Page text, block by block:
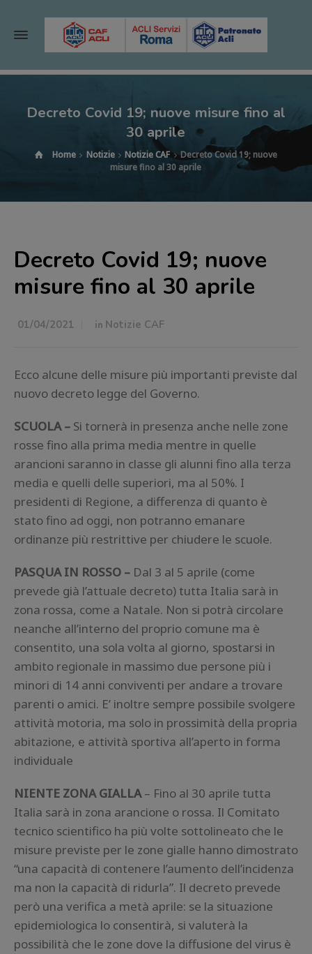
Decreto Covid 19; nuove misure fino al
30 aprile
Home Notizie Notizie CAF
Decreto Covid 19; nuove
misure fino al 30 aprile
Decreto Covid 19; nuove
misure fino al 30 aprile
01/04/2021 in Notizie CAF
Ecco alcune delle misure più importanti previste dal
nuovo decreto legge del Governo.
SCUOLA – Si tornerà in presenza anche nelle zone
rosse fino alla prima media mentre in quelle
arancioni saranno in classe gli alunni fino alla terza
media e quelli delle superiori, ma al 50%. I
presidenti di Regione, a differenza di quanto è
stato fino ad oggi, non potranno emanare
ordinanze più restrittive per chiudere le scuole.
PASQUA IN ROSSO – Dal 3 al 5 aprile (come
prevede già l’attuale decreto) tutta Italia sarà in
zona rossa, come a Natale. Non si potrà circolare
neanche all’interno del proprio comune ma è
consentito, una sola volta al giorno, spostarsi in
ambito regionale in massimo due persone più i
minori di 14 anni conviventi per andare a trovare
parenti o amici. E’ inoltre sempre possibile svolgere
attività motoria, ma solo in prossimità della propria
abitazione, e attività sportiva all’aperto in forma
individuale
NIENTE ZONA GIALLA– Fino al 30 aprile tutta
Italia sarà in zona arancione o rossa. Il Comitato
tecnico scientifico ha più volte sottolineato che le
misure previste per le zone gialle hanno dimostrato
“una capacità di contenere l’aumento dell’incidenza
ma non la capacità di ridurla”. Il decreto prevede
però una verifica a metà aprile: se la situazione
epidemiologica lo consentirà, si valuterà la
possibilità che le zone dove la diffusione del virus è